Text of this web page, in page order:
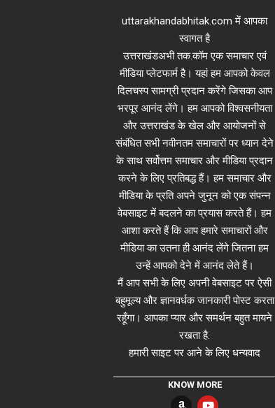
uttarakhandabhitak.com में आपका
स्वागत है
उत्तराखंडअभी तक.कॉम एक समाचार एवं
मीडिया प्लेटफार्म है। यहां हम आपको केवल
दिलचस्प सामग्री प्रदान करेंगे जिसका आप
भरपूर आनंद लेंगे। हम आपको विश्वसनीयता
और उत्तराखंड के खेल और आयोजनों से
संबंधित सभी नवीनतम समाचारों पर ध्यान देने
के साथ सर्वोत्तम समाचार और मीडिया प्रदान
करने के लिए प्रतिबद्ध हैं। हम समाचार और
मीडिया के प्रति अपने जुनून को एक संपन्न
वेबसाइट में बदलने का प्रयास करते हैं। हम
आशा करते हैं कि आप हमारे समाचारों और
मीडिया का उतना ही आनंद लेंगे जितना हम
उन्हें आपको देने में आनंद लेते हैं।
मैं आप सभी के लिए अपनी वेबसाइट पर ऐसी
बहुमूल्य और ज्ञानवर्धक जानकारी पोस्ट करता
रहूँगा। आपका प्यार और समर्थन बहुत मायने
रखता है.
हमारी साइट पर आने के लिए धन्यवाद
KNOW MORE